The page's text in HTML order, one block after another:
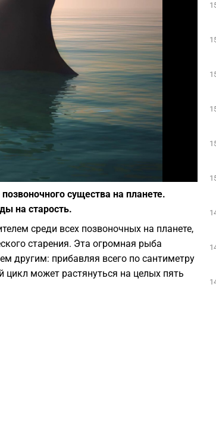
существа на планете.
на старость.
среди всех позвоночных на планете,
старения. Эта огромная рыба
другим: прибавляя всего по сантиметру
цикл может растянуться на целых пять